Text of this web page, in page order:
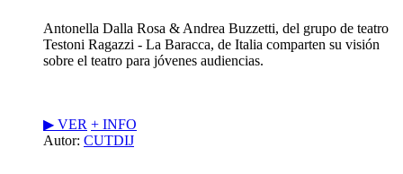
Antonella Dalla Rosa & Andrea Buzzetti, del grupo de teatro
Testoni Ragazzi - La Baracca, de Italia comparten su visión
sobre el teatro para jóvenes audiencias.
▶︎ VER + INFO
Autor: CUTDIJ